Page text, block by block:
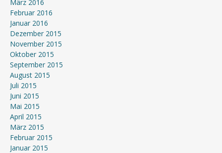
März 2016
Februar 2016
Januar 2016
Dezember 2015
November 2015
Oktober 2015
September 2015
August 2015
Juli 2015
Juni 2015
Mai 2015
April 2015
März 2015
Februar 2015
Januar 2015